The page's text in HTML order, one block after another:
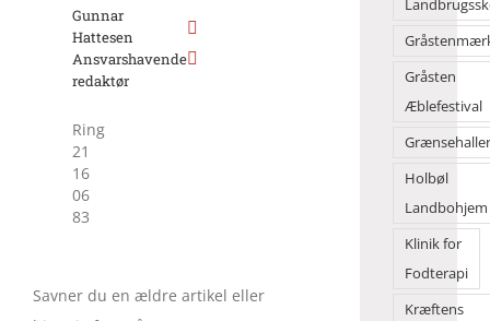
Gunnar
Hattesen
Ansvarshavende
redaktør
Ring
21
16
06
83
Savner du en ældre artikel eller
Gråsten
Æblefestival
Holbøl
Landbohjem
Klinik for
Fodterapi
Kræftens